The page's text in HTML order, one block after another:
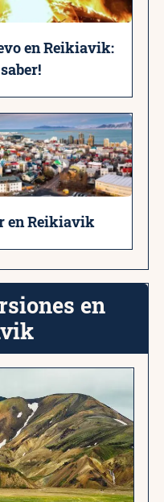
en Reikiavik:
en Reikiavik
en